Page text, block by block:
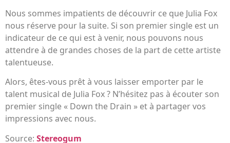
Nous sommes impatients de découvrir ce que Julia Fox
nous réserve pour la suite. Si son premier single est un
indicateur de ce qui est à venir, nous pouvons nous
attendre à de grandes choses de la part de cette artiste
talentueuse.
Alors, êtes-vous prêt à vous laisser emporter par le
talent musical de Julia Fox ? N’hésitez pas à écouter son
premier single « Down the Drain » et à partager vos
impressions avec nous.
Source: Stereogum